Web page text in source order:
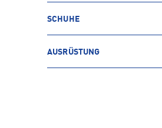
SCHUHE
AUSRÜSTUNG